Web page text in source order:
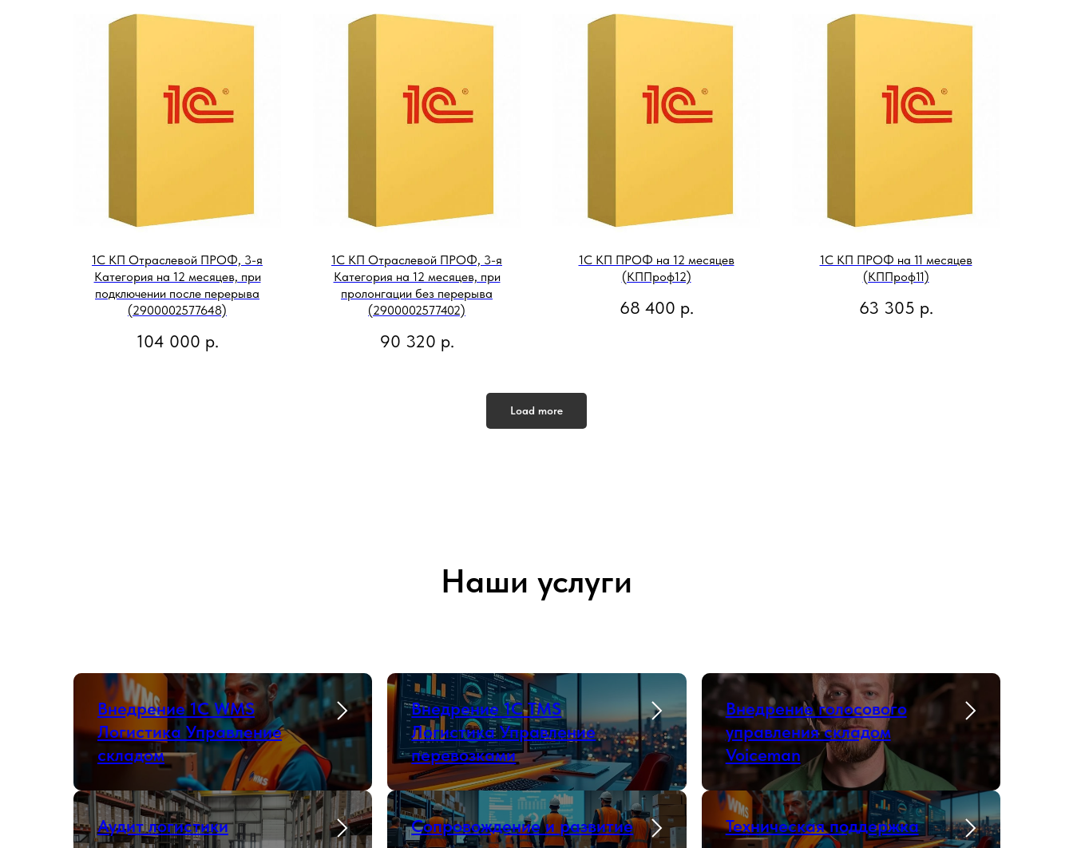
1С КП Отраслевой ПРОФ, 3-я
Категория на 12 месяцев, при
подключении после перерыва
(2900002577648)
104 000 р.
1С КП Отраслевой ПРОФ, 3-я
Категория на 12 месяцев, при
пролонгации без перерыва
(2900002577402)
90 320 р.
1С КП ПРОФ на 12 месяцев
(КППроф12)
68 400 р.
1С КП ПРОФ на 11 месяцев
(КППроф11)
63 305 р.
Load more
Наши услуги
Внедрение 1С WMS
Логистика Управление
складом
Внедрение 1С TMS
Логистика Управление
перевозками
Внедрение голосового
управления складом
Voiceman
Аудит логистики Сопровождение и развитие Техническая поддержка